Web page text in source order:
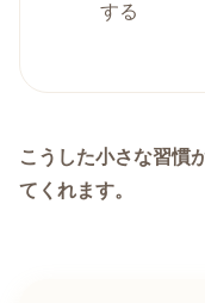
する
こうした小さな習慣
てくれます。